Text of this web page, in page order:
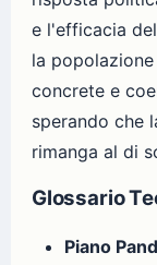
e l'efficacia
la
concrete e
sperando che
rimanga al di
Glossario
Piano